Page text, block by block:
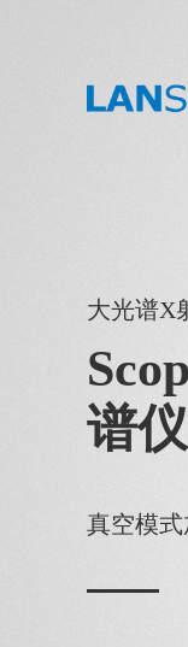
大光谱X
谱仪
真空模